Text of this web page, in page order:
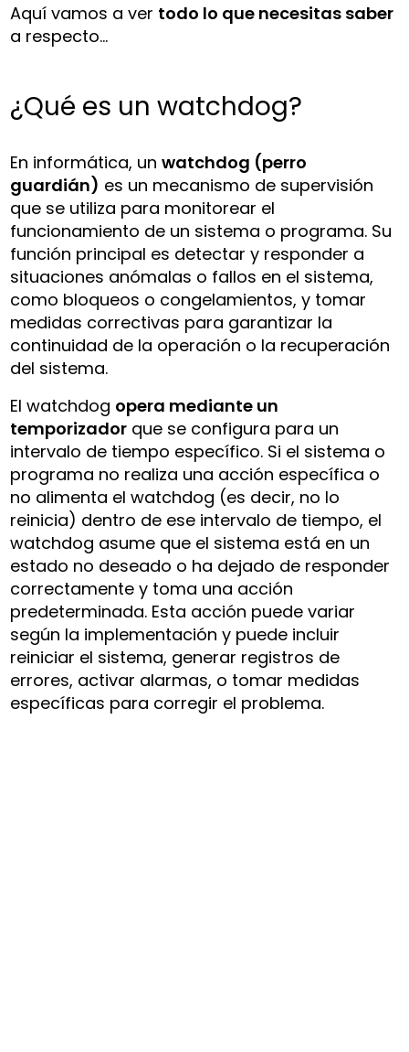
Aquí vamos a ver todo lo que necesitas saber
a respecto…
¿Qué es un watchdog?
En informática, unwatchdog (perro
guardián) es un mecanismo de supervisión
que se utiliza para monitorear el
funcionamiento de un sistema o programa. Su
función principal es detectar y responder a
situaciones anómalas o fallos en el sistema,
como bloqueos o congelamientos, y tomar
medidas correctivas para garantizar la
continuidad de la operación o la recuperación
del sistema.
El watchdog opera mediante un
temporizador que se configura para un
intervalo de tiempo específico. Si el sistema o
programa no realiza una acción específica o
no alimenta el watchdog (es decir, no lo
reinicia) dentro de ese intervalo de tiempo, el
watchdog asume que el sistema está en un
estado no deseado o ha dejado de responder
correctamente y toma una acción
predeterminada. Esta acción puede variar
según la implementación y puede incluir
reiniciar el sistema, generar registros de
errores, activar alarmas, o tomar medidas
específicas para corregir el problema.